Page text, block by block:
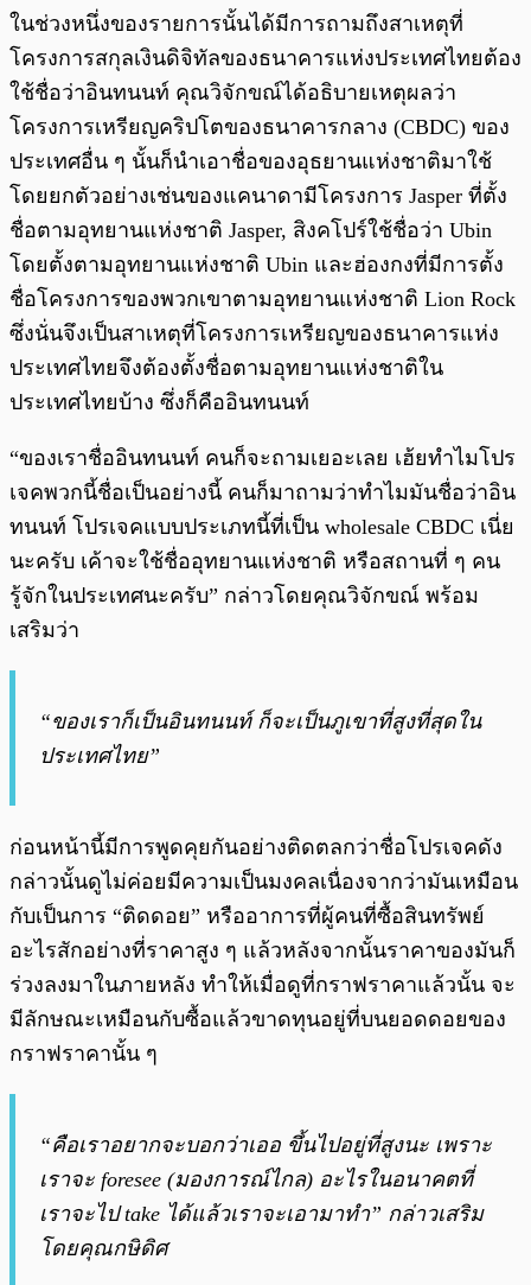
ในช่วงหนึ่งของรายการนั้นได้มีการถามถึงสาเหตุที่
โครงการสกุลเงินดิจิทัลของธนาคารแห่งประเทศไทยต้อง
ใช้ชื่อว่าอินทนนท์ คุณวิจักขณ์ได้อธิบายเหตุผลว่า
โครงการเหรียญคริปโตของธนาคารกลาง (CBDC) ของ
ประเทศอื่น ๆ นั้นก็นำเอาชื่อของอุธยานแห่งชาติมาใช้
โดยยกตัวอย่างเช่นของแคนาดามีโครงการ Jasper ที่ตั้ง
ชื่อตามอุทยานแห่งชาติ Jasper, สิงคโปร์ใช้ชื่อว่า Ubin
โดยตั้งตามอุทยานแห่งชาติ Ubin และฮ่องกงที่มีการตั้ง
ชื่อโครงการของพวกเขาตามอุทยานแห่งชาติ Lion Rock
ซึ่งนั่นจึงเป็นสาเหตุที่โครงการเหรียญของธนาคารแห่ง
ประเทศไทยจึงต้องตั้งชื่อตามอุทยานแห่งชาติใน
ประเทศไทยบ้าง ซึ่งก็คืออินทนนท์
“ของเราชื่ออินทนนท์ คนก็จะถามเยอะเลย เฮ้ยทำไมโปร
เจคพวกนี้ชื่อเป็นอย่างนี้ คนก็มาถามว่าทำไมมันชื่อว่าอิน
ทนนท์ โปรเจคแบบประเภทนี้ที่เป็น wholesale CBDC เนี่ย
นะครับ เค้าจะใช้ชื่ออุทยานแห่งชาติ หรือสถานที่ ๆ คน
รู้จักในประเทศนะครับ” กล่าวโดยคุณวิจักขณ์ พร้อม
เสริมว่า
“ของเราก็เป็นอินทนนท์ ก็จะเป็นภูเขาที่สูงที่สุดใน
ประเทศไทย”
ก่อนหน้านี้มีการพูดคุยกันอย่างติดตลกว่าชื่อโปรเจคดัง
กล่าวนั้นดูไม่ค่อยมีความเป็นมงคลเนื่องจากว่ามันเหมือน
กับเป็นการ “ติดดอย” หรืออาการที่ผู้คนที่ซื้อสินทรัพย์
อะไรสักอย่างที่ราคาสูง ๆ แล้วหลังจากนั้นราคาของมันก็
ร่วงลงมาในภายหลัง ทำให้เมื่อดูที่กราฟราคาแล้วนั้น จะ
มีลักษณะเหมือนกับซื้อแล้วขาดทุนอยู่ที่บนยอดดอยของ
กราฟราคานั้น ๆ
“คือเราอยากจะบอกว่าเออ ขึ้นไปอยู่ที่สูงนะ เพราะ
เราจะ foresee (มองการณ์ไกล) อะไรในอนาคตที่
เราจะไป take ได้แล้วเราจะเอามาทำ” กล่าวเสริม
โดยคุณกษิดิศ